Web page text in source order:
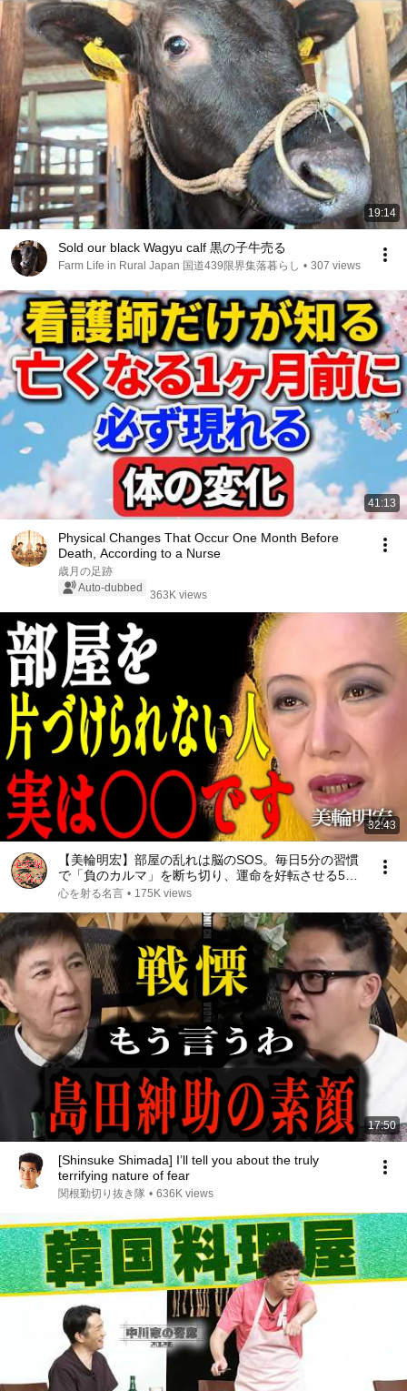
19:14
Sold our black Wagyu calf 黒の子牛売る
Farm Life in Rural Japan 国道439限界集落暮らし • 307 views
41:13
Physical Changes That Occur One Month Before
Death, According to a Nurse
歳月の足跡
Auto-dubbed
363K views
32:43
【美輪明宏】部屋の乱れは脳のSOS。毎日5分の習慣
で「負のカルマ」を断ち切り、運命を好転させる5つ
の法則｜偉人｜名言｜言葉の力｜人生哲学｜
心を射る名言 • 175K views
17:50
[Shinsuke Shimada] I’ll tell you about the truly
terrifying nature of fear
関根勤切り抜き隊 • 636K views